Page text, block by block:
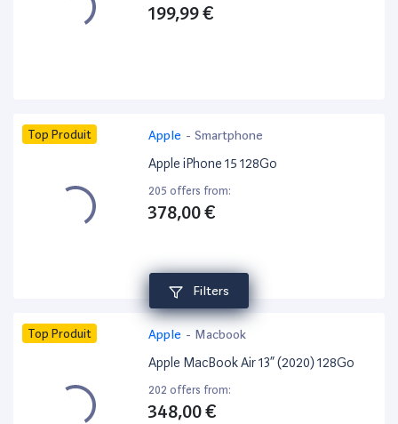
Filters
199,99 €
Top Produit Apple - Smartphone
Apple iPhone 15 128Go
205 offers from:
378,00 €
Top Produit Apple - Macbook
Apple MacBook Air 13” (2020) 128Go
202 offers from:
348,00 €